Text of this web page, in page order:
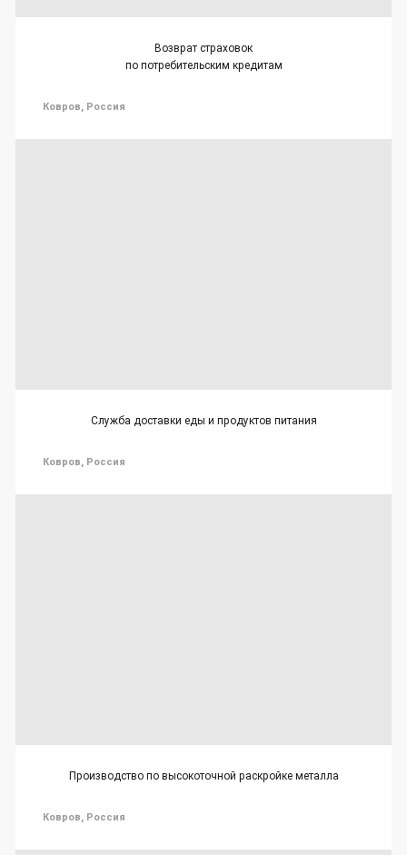
Возврат страховок
по потребительским кредитам
Ковров, Россия
Служба доставки еды и продуктов питания
Ковров, Россия
Производство по высокоточной раскройке металла
Ковров, Россия